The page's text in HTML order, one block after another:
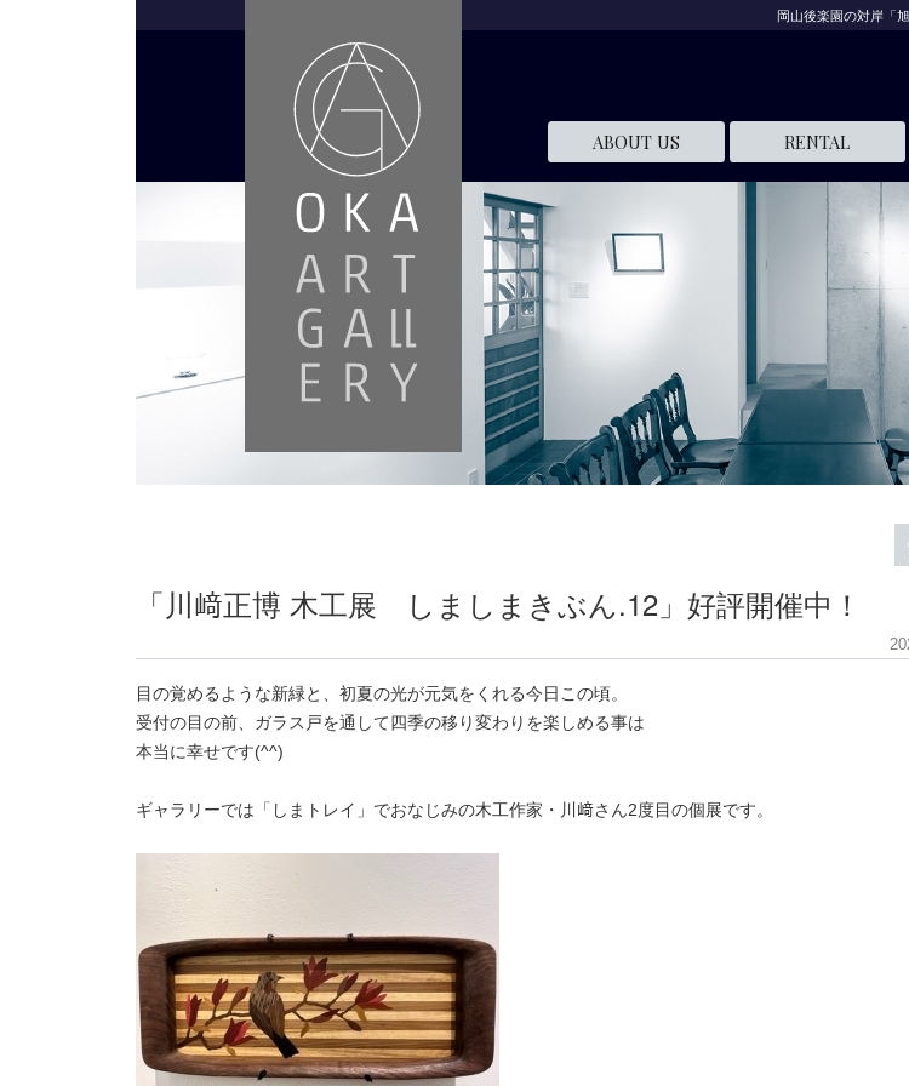
岡山後楽園の対岸「
ABOUT US RENTAL
「川﨑正博 木工展 しましまきぶん.12」好評開催中！
目の覚めるような新緑と、初夏の光が元気をくれる今日この頃。
受付の目の前、ガラス戸を通して四季の移り変わりを楽しめる事は
本当に幸せです(^^)
ギャラリーでは「しまトレイ」でおなじみの木工作家・川﨑さん2度目の個展です。